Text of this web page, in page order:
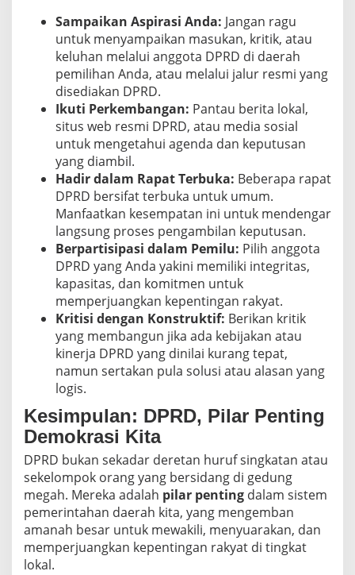
Sampaikan Aspirasi Anda: Jangan ragu
untuk menyampaikan masukan, kritik, atau
keluhan melalui anggota DPRD di daerah
pemilihan Anda, atau melalui jalur resmi yang
disediakan DPRD.
Ikuti Perkembangan: Pantau berita lokal,
situs web resmi DPRD, atau media sosial
untuk mengetahui agenda dan keputusan
yang diambil.
Hadir dalam Rapat Terbuka: Beberapa rapat
DPRD bersifat terbuka untuk umum.
Manfaatkan kesempatan ini untuk mendengar
langsung proses pengambilan keputusan.
Berpartisipasi dalam Pemilu: Pilih anggota
DPRD yang Anda yakini memiliki integritas,
kapasitas, dan komitmen untuk
memperjuangkan kepentingan rakyat.
Kritisi dengan Konstruktif: Berikan kritik
yang membangun jika ada kebijakan atau
kinerja DPRD yang dinilai kurang tepat,
namun sertakan pula solusi atau alasan yang
logis.
Kesimpulan: DPRD, Pilar Penting
Demokrasi Kita
DPRD bukan sekadar deretan huruf singkatan atau
sekelompok orang yang bersidang di gedung
megah. Mereka adalah pilar penting dalam sistem
pemerintahan daerah kita, yang mengemban
amanah besar untuk mewakili, menyuarakan, dan
memperjuangkan kepentingan rakyat di tingkat
lokal.